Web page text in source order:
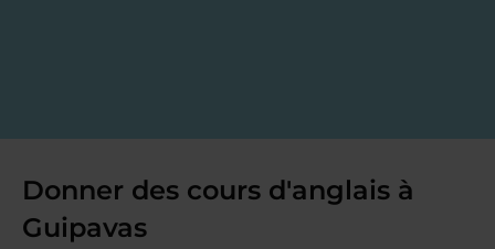
Donner des cours d'anglais à
Guipavas